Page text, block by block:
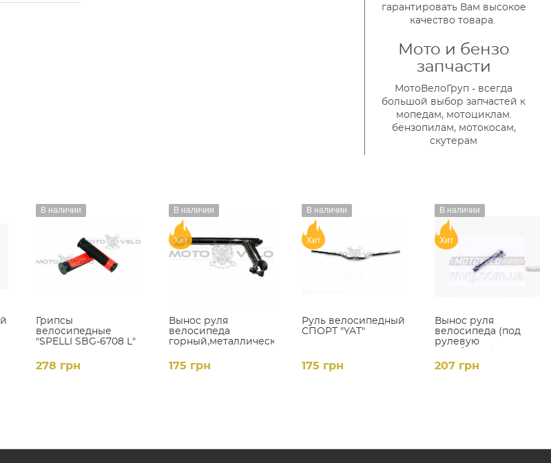
гарантировать Вам высокое
качество товара.
Мото и бензо
запчасти
МотоВелоГруп - всегда
большой выбор запчастей к
мопедам, мотоциклам.
бензопилам, мотокосам,
скутерам
Грипсы
велосипедные
"SPELLI SBG-6708 L"
127mm)
В наличии
278 грн
Вынос руля
велосипеда
горный,металлический
22mm),цвет:черный
В наличии
Хит
175 грн
Руль велосипедный
СПОРТ "YAT"
В наличии
Хит
175 грн
Вынос руля
велосипеда (под
рулевую
400mm, D-22mm)
(хром)
В наличии
Хит
207 грн